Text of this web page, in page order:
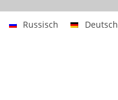
Russisch Deutsch